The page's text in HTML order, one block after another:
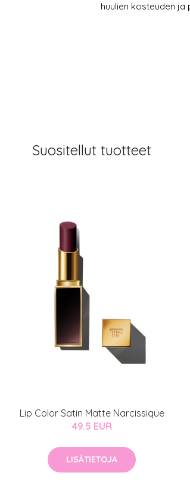
huulien kosteuden ja
Suositellut tuotteet
Lip Color Satin Matte Narcissique
49.5 EUR
LISÄTIETOJA